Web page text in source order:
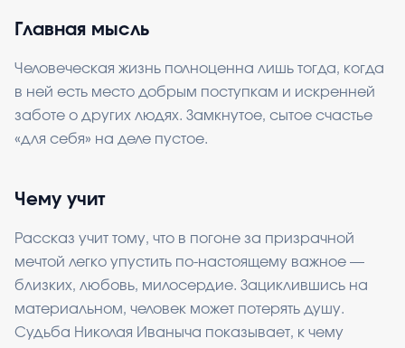
Главная мысль
Человеческая жизнь полноценна лишь тогда, когда
в ней есть место добрым поступкам и искренней
заботе о других людях. Замкнутое, сытое счастье
«для себя» на деле пустое.
Чему учит
Рассказ учит тому, что в погоне за призрачной
мечтой легко упустить по-настоящему важное —
близких, любовь, милосердие. Зациклившись на
материальном, человек может потерять душу.
Судьба Николая Иваныча показывает, к чему